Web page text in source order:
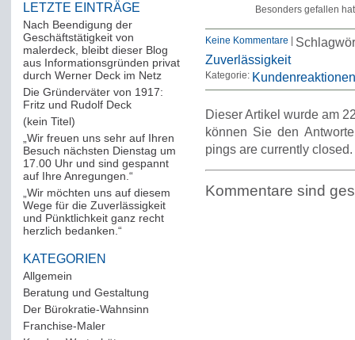
LETZTE EINTRÄGE
Nach Beendigung der
Geschäftstätigkeit von
malerdeck, bleibt dieser Blog
aus Informationsgründen privat
durch Werner Deck im Netz
Die Gründerväter von 1917:
Fritz und Rudolf Deck
(kein Titel)
„Wir freuen uns sehr auf Ihren
Besuch nächsten Dienstag um
17.00 Uhr und sind gespannt
auf Ihre Anregungen.“
„Wir möchten uns auf diesem
Wege für die Zuverlässigkeit
und Pünktlichkeit ganz recht
herzlich bedanken.“
KATEGORIEN
Allgemein
Beratung und Gestaltung
Der Bürokratie-Wahnsinn
Franchise-Maler(42)
Besonders gefallen
Keine Kommentare
Zuverlässigkeit
Kategorie: Kundenreaktionen
Dieser Artikel wurde am
können Sie den
pings are currently closed.
Kommentare sind